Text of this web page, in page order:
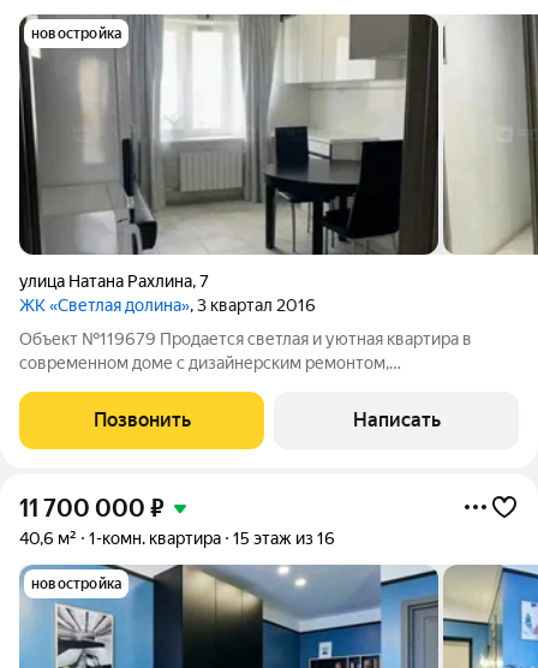
новостройка
улица Натана Рахлина,7
ЖК «Светлая долина», 3 квартал 2016
Объект №119679 Продается светлая и уютная квартира в
современном доме с дизайнерским ремонтом,
площадь 43,5 кв.м, просторная кухня 16 кв.м. Окна выходят
сразу на две стороны, во двор и к
Позвонить Написать
11 700 000 ₽
40,6 м² 1-комн. квартира 15 этаж из 16
новостройка